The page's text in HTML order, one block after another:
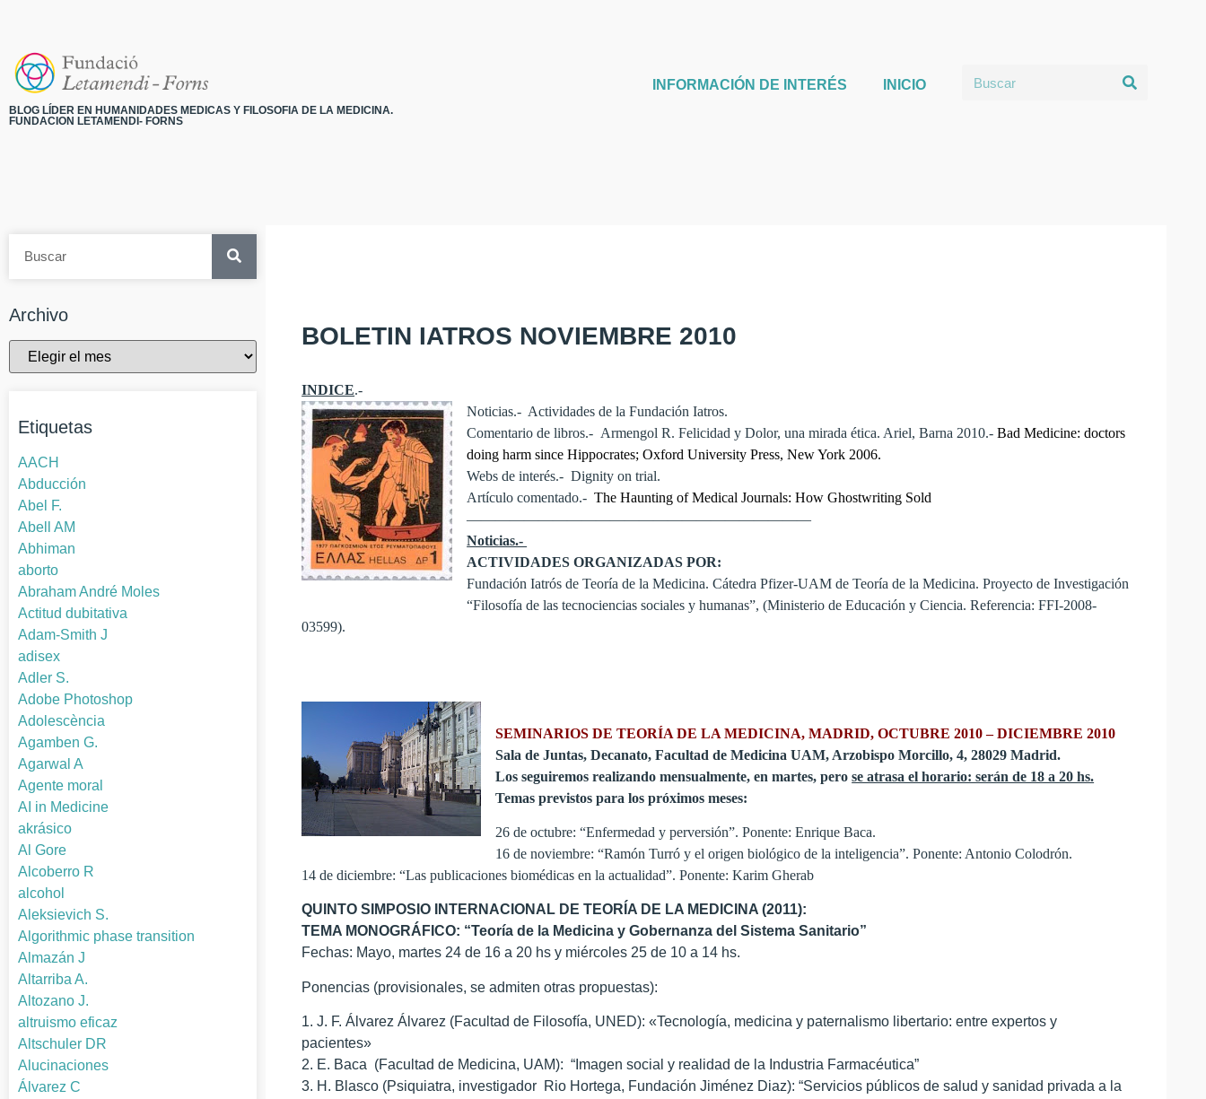
BLOG LÍDER EN HUMANIDADES MEDICAS Y FILOSOFIA DE LA MEDICINA.
FUNDACION LETAMENDI- FORNS
INFORMACIÓN DE INTERÉS INICIO
Archivo
Etiquetas
AACH
Abducción
Abel F.
Abell AM
Abhiman
aborto
Abraham André Moles
Actitud dubitativa
Adam-Smith J
adisex
Adler S.
Adobe Photoshop
Adolescència
Agamben G.
Agarwal A
Agente moral
AI in Medicine
akrásico
Al Gore
Alcoberro R
alcohol
Aleksievich S.
Algorithmic phase transition
Almazán J
Altarriba A.
Altozano J.
altruismo eficaz
Altschuler DR
Alucinaciones
Álvarez C
BOLETIN IATROS NOVIEMBRE 2010
INDICE.-
Noticias.- Actividades de la Fundación Iatros.
Comentario de libros.- Armengol R. Felicidad y Dolor, una mirada ética. Ariel, Barna 2010.-Bad Medicine: doctors
doing harm since Hippocrates; Oxford University Press, New York 2006.
Webs de interés.- Dignity on trial.
Artículo comentado.-The Haunting of Medical Journals: How Ghostwriting Sold
————————————————————————
Noticias.-
ACTIVIDADES ORGANIZADAS POR:
Fundación Iatrós de Teoría de la Medicina. Cátedra Pfizer-UAM de Teoría de la Medicina. Proyecto de Investigación
“Filosofía de las tecnociencias sociales y humanas”, (Ministerio de Educación y Ciencia. Referencia: FFI-2008-
03599).
SEMINARIOS DE TEORÍA DE LA MEDICINA, MADRID, OCTUBRE 2010 – DICIEMBRE 2010
Sala de Juntas, Decanato, Facultad de Medicina UAM, Arzobispo Morcillo, 4, 28029 Madrid.
Los seguiremos realizando mensualmente, en martes, perose atrasa el horario: serán de 18 a 20 hs.
Temas previstos para los próximos meses:
26 de octubre: “Enfermedad y perversión”. Ponente: Enrique Baca.
16 de noviembre: “Ramón Turró y el origen biológico de la inteligencia”. Ponente: Antonio Colodrón.
14 de diciembre: “Las publicaciones biomédicas en la actualidad”. Ponente: Karim Gherab
QUINTO SIMPOSIO INTERNACIONAL DE TEORÍA DE LA MEDICINA (2011):
TEMA MONOGRÁFICO: “Teoría de la Medicina y Gobernanza del Sistema Sanitario”
Fechas: Mayo, martes 24 de 16 a 20 hs y miércoles 25 de 10 a 14 hs.
Ponencias (provisionales, se admiten otras propuestas):
1. J. F. Álvarez Álvarez (Facultad de Filosofía, UNED): «Tecnología, medicina y paternalismo libertario: entre expertos y
pacientes»
2. E. Baca (Facultad de Medicina, UAM): “Imagen social y realidad de la Industria Farmacéutica”
3. H. Blasco (Psiquiatra, investigador Rio Hortega, Fundación Jiménez Diaz): “Servicios públicos de salud y sanidad privada a la